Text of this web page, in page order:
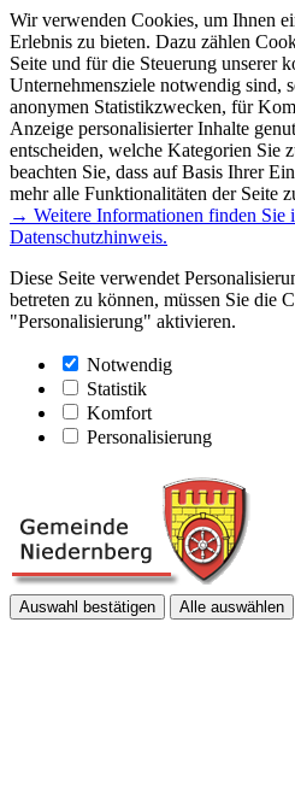
Wir verwenden Cookies, um Ihnen
Erlebnis zu bieten. Dazu zählen
Seite und für die Steuerung unserer
Unternehmensziele notwendig sind,
anonymen Statistikzwecken, für
Anzeige personalisierter Inhalte
entscheiden, welche Kategorien Sie
beachten Sie, dass auf Basis Ihrer
mehr alle Funktionalitäten der Seite
→ Weitere Informationen finden Sie
Datenschutzhinweis.
Diese Seite verwendet
betreten zu können, müssen Sie die
"Personalisierung" aktivieren.
Notwendig
Statistik
Komfort
Personalisierung
Auswahl bestätigen Alle auswählen